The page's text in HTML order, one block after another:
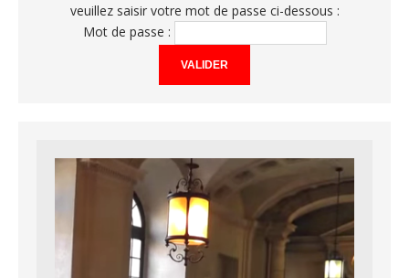
veuillez saisir votre mot de passe ci-dessous :
Mot de passe :